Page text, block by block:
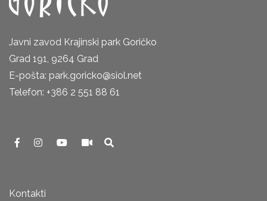
Javni zavod Krajinski park Goričko
Grad 191, 9264 Grad
E-pošta: park.goricko@siol.net
Telefon: +386 2 551 88 61
Kontakti